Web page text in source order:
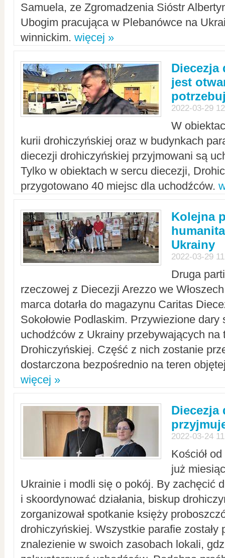
Samuela, ze Zgromadzenia Sióstr
Ubogim pracująca w Plebanówce na
winnickim. więcej »
Diecezja
jest
2022-03-29
W
kurii drohiczyńskiej oraz w budynkach
diecezji drohiczyńskiej przyjmowani są
Tylko w obiektach w sercu diecezji,
przygotowano 40 miejsc dla uchodźców.
Kolejna
Ukrainy
2022-03-29
Druga
rzeczowej z Diecezji Arezzo we
marca dotarła do magazynu Caritas
Sokołowie Podlaskim. Przywiezione dary
uchodźców z Ukrainy przebywających na
Drohiczyńskiej. Część z nich zostanie
dostarczona bezpośrednio na teren
więcej »
Diecezja
2022-03-24
Kościół
już
Ukrainie i modli się o pokój. By zachęcić
i skoordynować działania, biskup
zorganizował spotkanie księży
drohiczyńskiej. Wszystkie parafie zostały
znalezienie w swoich zasobach lokali,